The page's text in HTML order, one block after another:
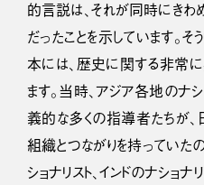
的言説は、それが同時にきわ
だったことを示しています。
本には、歴史に関する非常
ます。当時、アジア各地のナ
義的な多くの指導者たちが
組織とつながりを持っていた
ショナリスト、インドのナショ